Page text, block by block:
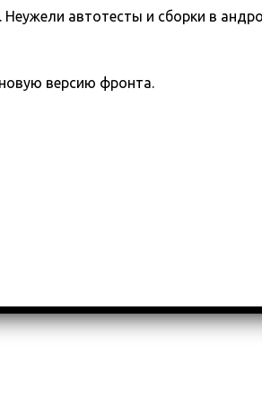
автотесты и сборки в
версию фронта.